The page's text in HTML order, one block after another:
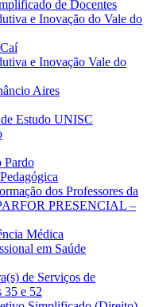
de Docentes
e Inovação do Vale do
e Inovação Vale do
Aires
Estudo UNISC
Pardo
dos Professores da
PRESENCIAL –
Médica
em Saúde
de Serviços de
35 e 52